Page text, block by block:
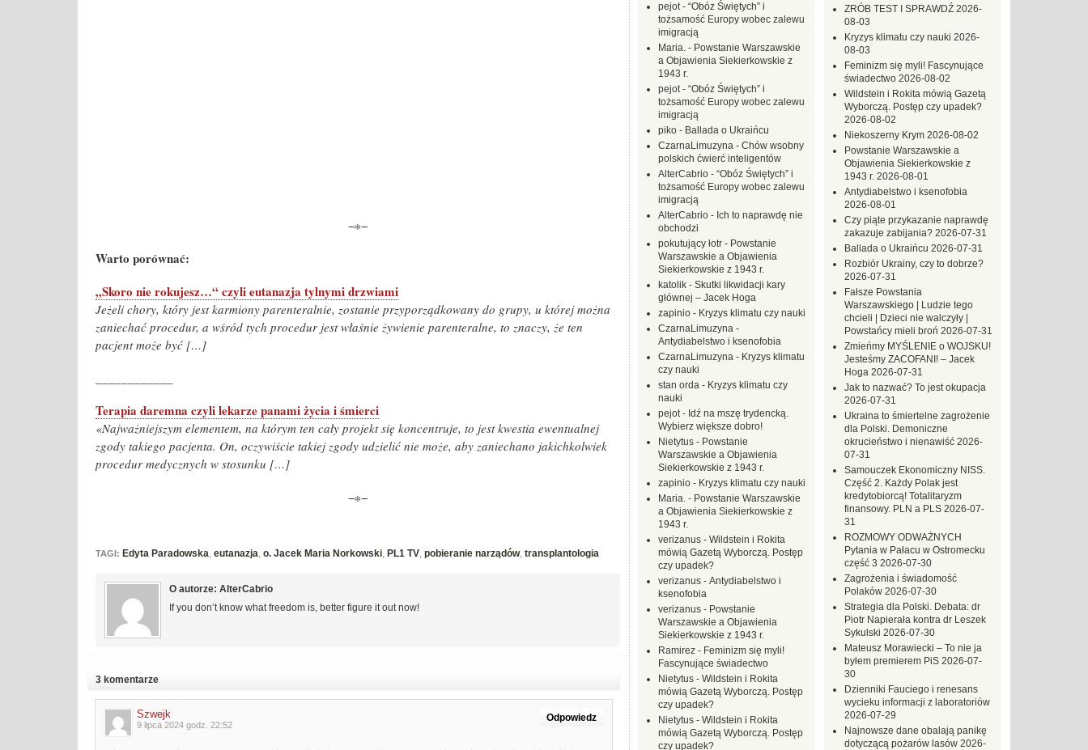
−∗−
Warto porównać:
„Skoro nie rokujesz…“ czyli eutanazja tylnymi drzwiami
Jeżeli chory, który jest karmiony parenteralnie, zostanie przyporządkowany do grupy, u której można
zaniechać procedur, a wśród tych procedur jest właśnie żywienie parenteralne, to znaczy, że ten
pacjent może być […]
Terapia daremna czyli lekarze panami życia i śmierci
«Najważniejszym elementem, na którym ten cały projekt się koncentruje, to jest kwestia ewentualnej
zgody takiego pacjenta. On, oczywiście takiej zgody udzielić nie może, aby zaniechano jakichkolwiek
procedur medycznych w stosunku […]
−∗−
TAGI: Edyta Paradowska eutanazja o. Jacek Maria Norkowski PL1 TV pobieranie narządów, transplantologia
O autorze: AlterCabrio
If you don’t know what freedom is, better figure it out now!
3 komentarze
Odpowiedz
Szwejk
9 lipca 2024 godz. 22:52
ZRÓB TEST I SPRAWDŹ 2026-
08-03
Kryzys klimatu czy nauki 2026-
08-03
Feminizm się myli! Fascynujące
świadectwo 2026-08-02
Wildstein i Rokita mówią Gazetą
Wyborczą. Postęp czy upadek?
2026-08-02
Niekoszerny Krym 2026-08-02
Powstanie Warszawskie a
Objawienia Siekierkowskie z
1943 r. 2026-08-01
Antydiabelstwo i ksenofobia
2026-08-01
Czy piąte przykazanie naprawdę
zakazuje zabijania? 2026-07-31
Ballada o Ukraińcu 2026-07-31
Rozbiór Ukrainy, czy to dobrze?
2026-07-31
Fałsze Powstania
Warszawskiego | Ludzie tego
chcieli | Dzieci nie walczyły |
Powstańcy mieli broń 2026-07-31
Zmieńmy MYŚLENIE o WOJSKU!
Jesteśmy ZACOFANI! – Jacek
Hoga 2026-07-31
Jak to nazwać? To jest okupacja
2026-07-31
Ukraina to śmiertelne zagrożenie
dla Polski. Demoniczne
okrucieństwo i nienawiść 2026-
07-31
Samouczek Ekonomiczny NISS.
Część 2. Każdy Polak jest
kredytobiorcą! Totalitaryzm
finansowy. PLN a PLS 2026-07-
31
ROZMOWY ODWAŻNYCH
Pytania w Pałacu w Ostromecku
część 3 2026-07-30
Zagrożenia i świadomość
Polaków 2026-07-30
Strategia dla Polski. Debata: dr
Piotr Napierała kontra dr Leszek
Sykulski 2026-07-30
Mateusz Morawiecki – To nie ja
byłem premierem PiS 2026-07-
30
Dzienniki Fauciego i renesans
wycieku informacji z laboratoriów
2026-07-29
Najnowsze dane obalają panikę
dotyczącą pożarów lasów 2026-
pejot- “Obóz Świętych” i
tożsamość Europy wobec zalewu
imigracją
Maria. - Powstanie Warszawskie
a Objawienia Siekierkowskie z
1943 r.
pejot- “Obóz Świętych” i
tożsamość Europy wobec zalewu
imigracją
piko - Ballada o Ukraińcu
CzarnaLimuzyna - Chów wsobny
polskich ćwierć inteligentów
AlterCabrio - “Obóz Świętych” i
tożsamość Europy wobec zalewu
imigracją
AlterCabrio - Ich to naprawdę nie
obchodzi
pokutujący łotr - Powstanie
Warszawskie a Objawienia
Siekierkowskie z 1943 r.
katolik - Skutki likwidacji kary
głównej – Jacek Hoga
zapinio - Kryzys klimatu czy nauki
CzarnaLimuzyna -
Antydiabelstwo i ksenofobia
CzarnaLimuzyna - Kryzys klimatu
czy nauki
stan orda - Kryzys klimatu czy
nauki
pejot- Idź na mszę trydencką.
Wybierz większe dobro!
Nietytus - Powstanie
Warszawskie a Objawienia
Siekierkowskie z 1943 r.
zapinio - Kryzys klimatu czy nauki
Maria. - Powstanie Warszawskie
a Objawienia Siekierkowskie z
1943 r.
verizanus - Wildstein i Rokita
mówią Gazetą Wyborczą. Postęp
czy upadek?
verizanus - Antydiabelstwo i
ksenofobia
verizanus - Powstanie
Warszawskie a Objawienia
Siekierkowskie z 1943 r.
Ramirez - Feminizm się myli!
Fascynujące świadectwo
Nietytus - Wildstein i Rokita
mówią Gazetą Wyborczą. Postęp
czy upadek?
Nietytus - Wildstein i Rokita
mówią Gazetą Wyborczą. Postęp
czy upadek?